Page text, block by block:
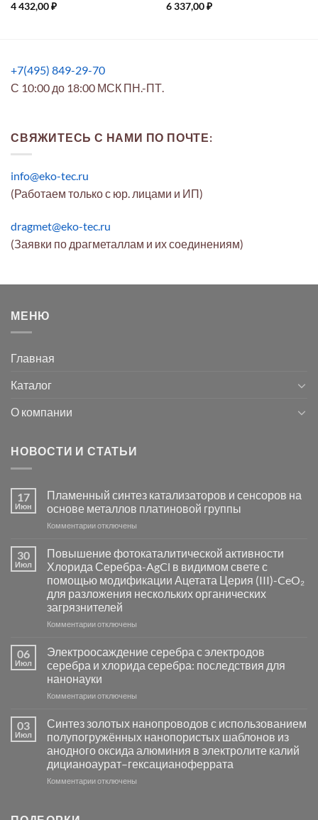
4 432,00₽ 6 337,00₽
+7(495) 849-29-70
С 10:00 до 18:00 МСК ПН.-ПТ.
СВЯЖИТЕСЬ С НАМИ ПО ПОЧТЕ:
info@eko-tec.ru
(Работаем только с юр. лицами и ИП)
dragmet@eko-tec.ru
(Заявки по драгметаллам и их соединениям)
МЕНЮ
Главная
Каталог
О компании
НОВОСТИ И СТАТЬИ
17
Июн
Пламенный синтез катализаторов и сенсоров на
основе металлов платиновой группы
Комментариик
Пламенный
синтез
катализаторов
и
сенсоров
на
основе
группы
отключены
30
Июл
Повышение фотокаталитической активности
Хлорида Серебра-AgCl в видимом свете с
помощью модификации Ацетата Церия (III)-CeO₂
для разложения нескольких органических
загрязнителей
Комментариик
фотокаталитической
активности
Хлорида
Серебра-
в
видимом
свете
с
помощью
модификации
отключены
06
Июл
Электроосаждение серебра с электродов
серебра и хлорида серебра: последствия для
нанонауки
Комментариик
серебра
с
электродов
серебра
и
отключены
03
Июл
Синтез золотых нанопроводов с использованием
полупогружённых нанопористых шаблонов из
анодного оксида алюминия в электролите калий
дицианоаурат–гексацианоферрата
Комментариикотключены